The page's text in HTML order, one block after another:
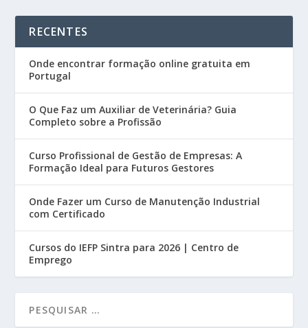
RECENTES
Onde encontrar formação online gratuita em
Portugal
O Que Faz um Auxiliar de Veterinária? Guia
Completo sobre a Profissão
Curso Profissional de Gestão de Empresas: A
Formação Ideal para Futuros Gestores
Onde Fazer um Curso de Manutenção Industrial
com Certificado
Cursos do IEFP Sintra para 2026 | Centro de
Emprego